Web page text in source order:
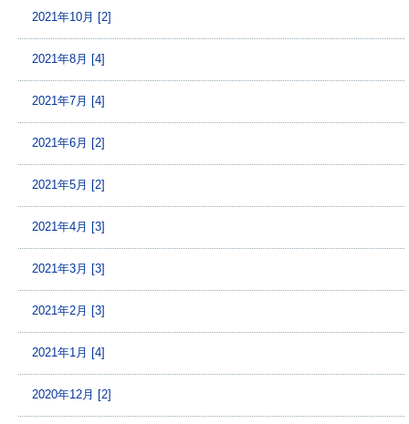
2021年10月 [2]
2021年8月 [4]
2021年7月 [4]
2021年6月 [2]
2021年5月 [2]
2021年4月 [3]
2021年3月 [3]
2021年2月 [3]
2021年1月 [4]
2020年12月 [2]